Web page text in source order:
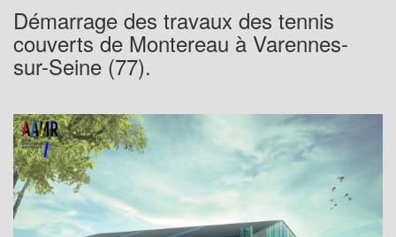
Démarrage des travaux des tennis
couverts de Montereau à Varennes-
sur-Seine (77).